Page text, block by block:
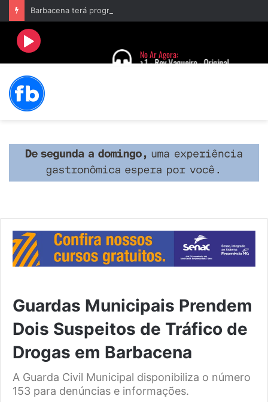
Guardas Municipais Prendem
Dois Suspeitos de Tráfico de
Drogas em Barbacena
A Guarda Civil Municipal disponibiliza o número
153 para denúncias e informações.